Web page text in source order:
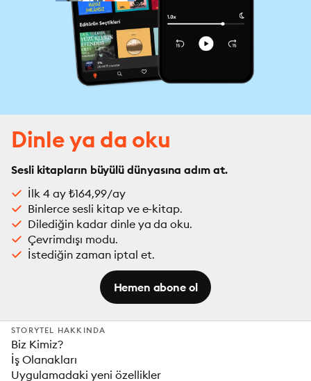
Dinle ya da oku
Sesli kitapların büyülü dünyasına adım at.
İlk 4 ay ₺164,99/ay
Binlerce sesli kitap ve e-kitap.
Dilediğin kadar dinle ya da oku.
Çevrimdışı modu.
İstediğin zaman iptal et.
Hemen abone ol
STORYTEL HAKKINDA
Biz Kimiz?
İş Olanakları
Uygulamadaki yeni özellikler